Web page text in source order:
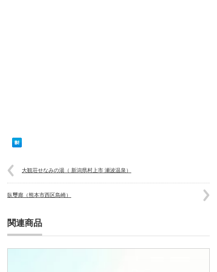
大観荘せなみの湯（ 新潟県村上市 瀬波温泉）
臥璽廊（熊本市西区島崎）
関連商品